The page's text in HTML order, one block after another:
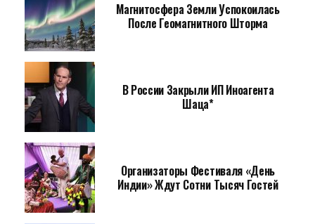
Магнитосфера Земли Успокоилась
После Геомагнитного Шторма
В России Закрыли ИП Иноагента
Шаца*
Организаторы Фестиваля «День
Индии» Ждут Сотни Тысяч Гостей